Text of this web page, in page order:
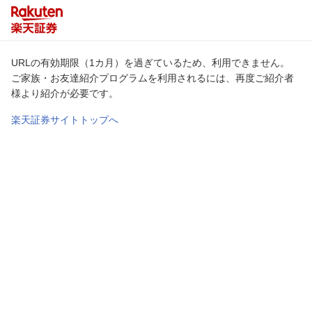
URLの有効期限（1カ月）を過ぎているため、利用できません。
ご家族・お友達紹介プログラムを利用されるには、再度ご紹介者
様より紹介が必要です。
楽天証券サイトトップへ